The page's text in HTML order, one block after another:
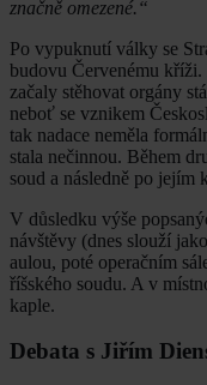
značně omezené.“
Po vypuknutí války se
budovu Červenému
začaly stěhovat orgány
neboť se vznikem
tak nadace neměla
stala nečinnou. Během
soud a následně po jejím
V důsledku výše
návštěvy (dnes slouží
aulou, poté operačním
říšského soudu. A v
kaple.
Debata s Jiřím